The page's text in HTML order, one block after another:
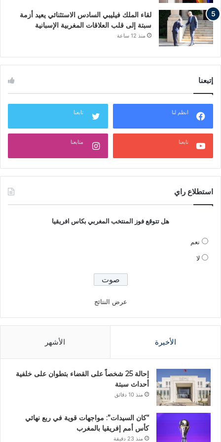
لقاء الملك فيليبي السادس الاستثنائي يعيد أزمة
سبتة إلى قلب العلاقات المغربية الإسبانية
منذ 12 ساعة
إتبعنا
انظم لنا تابعنا
تابعنا متابعنا
استطلاع راي
هل تتوقع فوز المنتخب المغربي بكاس افريقيا
نعم
لا
عرض النتائج
الأخيرة الأشهر
إحالة 25 شخصاً على القضاء بتطوان على خلفية
أحداث سبتة
منذ 10 دقائق
“كان السيدات”: مواجهات قوية في ربع نهائي
كأس أمم إفريقيا بالمغرب
منذ 23 دقيقة